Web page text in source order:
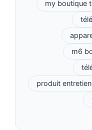
my boutique
m6
produit